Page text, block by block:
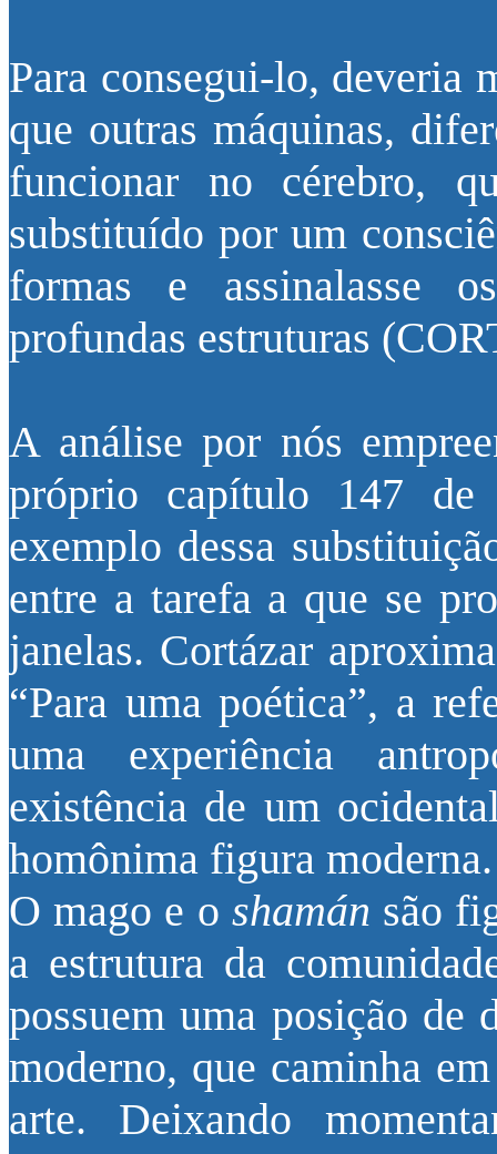
Para consegui-lo, deveria
que outras máquinas,
funcionar no cérebro,
substituído por um
formas e assinalasse
profundas estruturas
A análise por nós
próprio capítulo 147
exemplo dessa
entre a tarefa a que se
janelas. Cortázar
“Para uma poética”, a
uma experiência
existência de um
homônima figura moderna.
O mago e o shamán são
a estrutura da
possuem uma posição de
moderno, que caminha
arte. Deixando